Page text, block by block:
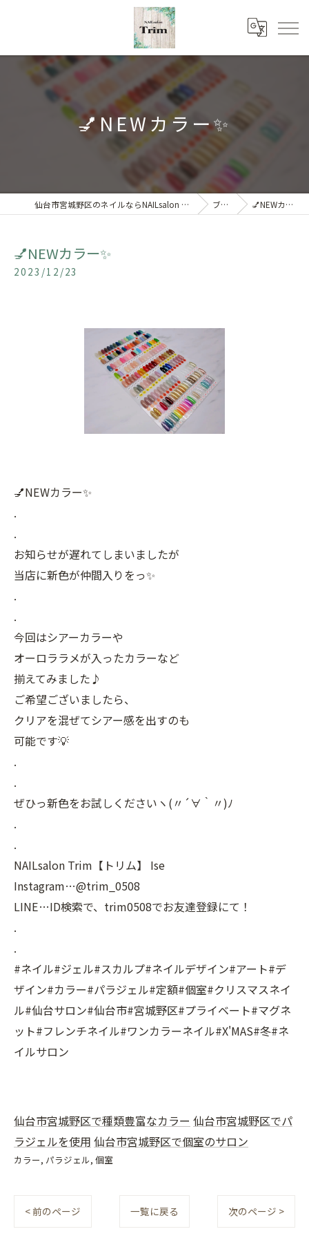
💅NEWカラー✨
仙台市宮城野区のネイルならNAILsalon Trim 【トリム】 ブログ 💅NEWカラー✨
💅NEWカラー✨
2023/12/23
💅NEWカラー✨
.
.
お知らせが遅れてしまいましたが
当店に新色が仲間入りをっ✨️
.
.
今回はシアーカラーや
オーロララメが入ったカラーなど
揃えてみました♪
ご希望ございましたら、
クリアを混ぜてシアー感を出すのも
可能です💡
.
.
ぜひっ新色をお試しくださいヽ(〃´∀｀〃)ﾉ
.
.
NAILsalon Trim【トリム】 Ise
Instagram…@trim_0508
LINE…ID検索で、trim0508でお友達登録にて！
.
.
#ネイル#ジェル#スカルプ#ネイルデザイン#アート#デ
ザイン#カラー#パラジェル#定額#個室#クリスマスネイ
ル#仙台サロン#仙台市#宮城野区#プライベート#マグネ
ット#フレンチネイル#ワンカラーネイル#X'MAS#冬#ネ
イルサロン
仙台市宮城野区で種類豊富なカラー 仙台市宮城野区でパ
ラジェルを使用 仙台市宮城野区で個室のサロン
カラー パラジェル 個室
< 前のページ 一覧に戻る 次のページ >